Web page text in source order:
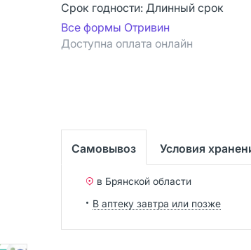
Срок годности: Длинный срок
Все формы Отривин
Доступна оплата онлайн
Самовывоз Условия
в Брянской области
В аптеку завтра или позже